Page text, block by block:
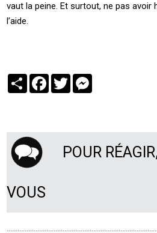
vaut la peine. Et surtout, ne pas avoir
l’aide.
PartagerFacebook
Twitter
POUR
VOUS